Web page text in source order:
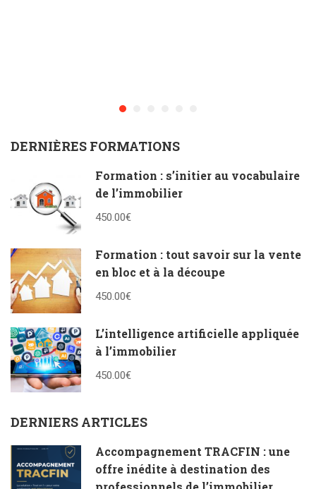
DERNIÈRES FORMATIONS
Formation : s’initier au vocabulaire
de l’immobilier
450.00€
Formation : tout savoir sur la vente
en bloc et à la découpe
450.00€
L’intelligence artificielle appliquée
à l’immobilier
450.00€
DERNIERS ARTICLES
Accompagnement TRACFIN : une
offre inédite à destination des